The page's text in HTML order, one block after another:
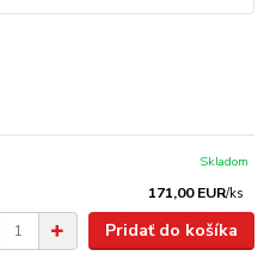
171,00 EUR/ks
Skladom
Pridať do košíka